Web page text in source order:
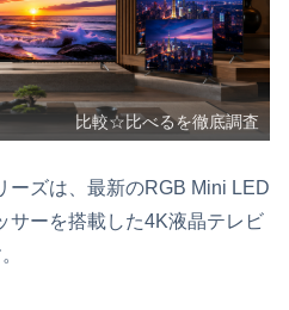
比較☆比べるを徹底調査
ーズは、最新のRGB Mini LED
サーを搭載した4K液晶テレビ